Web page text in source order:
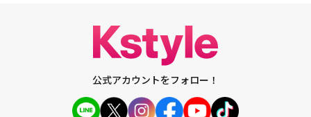
公式アカウントをフォロー！